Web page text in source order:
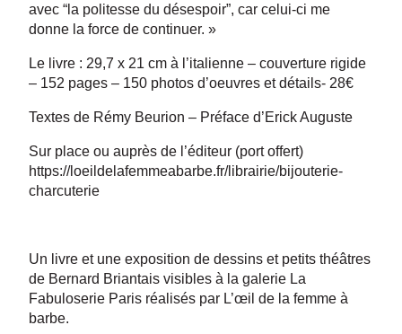
avec “la politesse du désespoir”, car celui-ci me
donne la force de continuer. »
Le livre : 29,7 x 21 cm à l’italienne – couverture rigide
– 152 pages – 150 photos d’oeuvres et détails- 28€
Textes de Rémy Beurion – Préface d’Erick Auguste
Sur place ou auprès de l’éditeur (port offert)
https://loeildelafemmeabarbe.fr/librairie/bijouterie-
charcuterie
Un livre et une exposition de dessins et petits théâtres
de Bernard Briantais visibles à la galerie La
Fabuloserie Paris réalisés par L’œil de la femme à
barbe.